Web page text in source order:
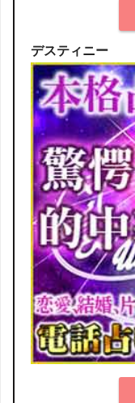
デスティニー